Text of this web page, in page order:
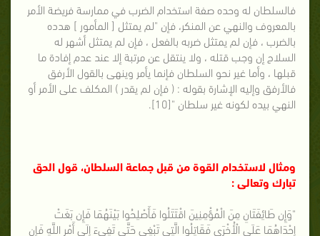
فالسلطان له وحده صفة استخدام الضرب في ممارسة فريضة الأمر
بالمعروف والنهي عن المنكر، فإن "لم يمتثل [ المأمور ] هدده
بالضرب ، فإن لم يمتثل ضربه بالفعل ، فإن لم يمتثل أشهر له
السلاح إن وجب قتله ، ولا ينتقل عن مرتبة إلا عند عدم إفادة ما
قبلها ، وأما غير نحو السلطان فإنما يأمر وينهى بالقول الأرفق
فالأرفق وإليه الإشارة بقوله : ( فإن لم يقدر ) المكلف على الأمر أو
النهي بيده لكونه غير سلطان "[10].
ومثال لاستخدام القوة من قبل جماعة السلطان، قول الحق
تبارك وتعالى :
"وَإِن طَائِفَتَانِ مِنَ الْمُؤْمِنِينَ اقْتَتَلُوا فَأَصْلِحُوا بَيْنَهُمَا فَإِن بَغَتْ
إِحْدَاهُمَا عَلَى الْأُخْرَى فَقَاتِلُوا الَّتِي تَبْغِي حَتَّى تَفِيءَ إِلَى أَمْرِ اللَّهِ فَإِن